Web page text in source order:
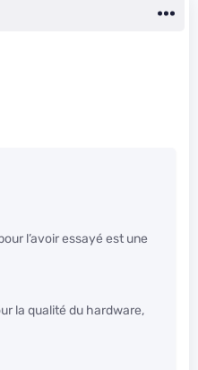
l’avoir essayé est une
la qualité du hardware,